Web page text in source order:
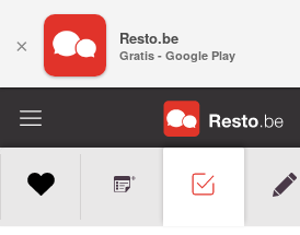
× Resto.be
Gratis - Google Play